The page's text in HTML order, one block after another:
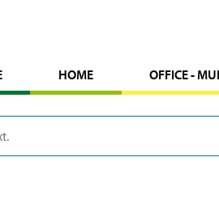
HOME OFFICE -